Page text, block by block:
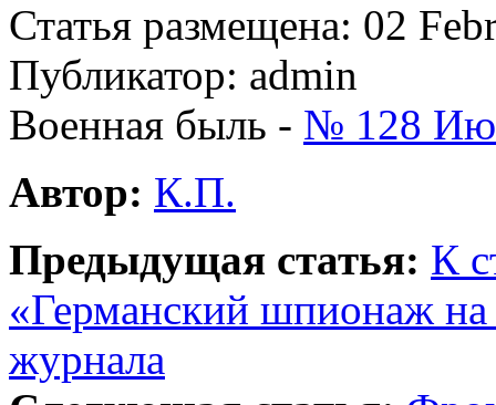
Статья размещена: 02
Публикатор: admin
Военная быль - № 128
Автор: К.П.
Предыдущая статья: К
«Германский шпионаж
журнала